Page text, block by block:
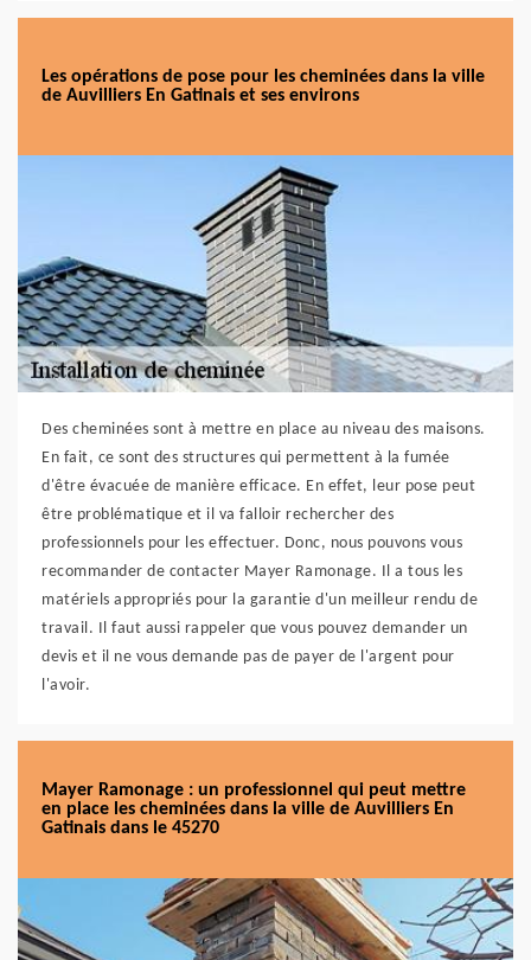
Les opérations de pose pour les cheminées dans la ville
de Auvilliers En Gatinais et ses environs
Des cheminées sont à mettre en place au niveau des maisons.
En fait, ce sont des structures qui permettent à la fumée
d'être évacuée de manière efficace. En effet, leur pose peut
être problématique et il va falloir rechercher des
professionnels pour les effectuer. Donc, nous pouvons vous
recommander de contacter Mayer Ramonage. Il a tous les
matériels appropriés pour la garantie d'un meilleur rendu de
travail. Il faut aussi rappeler que vous pouvez demander un
devis et il ne vous demande pas de payer de l'argent pour
l'avoir.
Mayer Ramonage : un professionnel qui peut mettre
en place les cheminées dans la ville de Auvilliers En
Gatinais dans le 45270